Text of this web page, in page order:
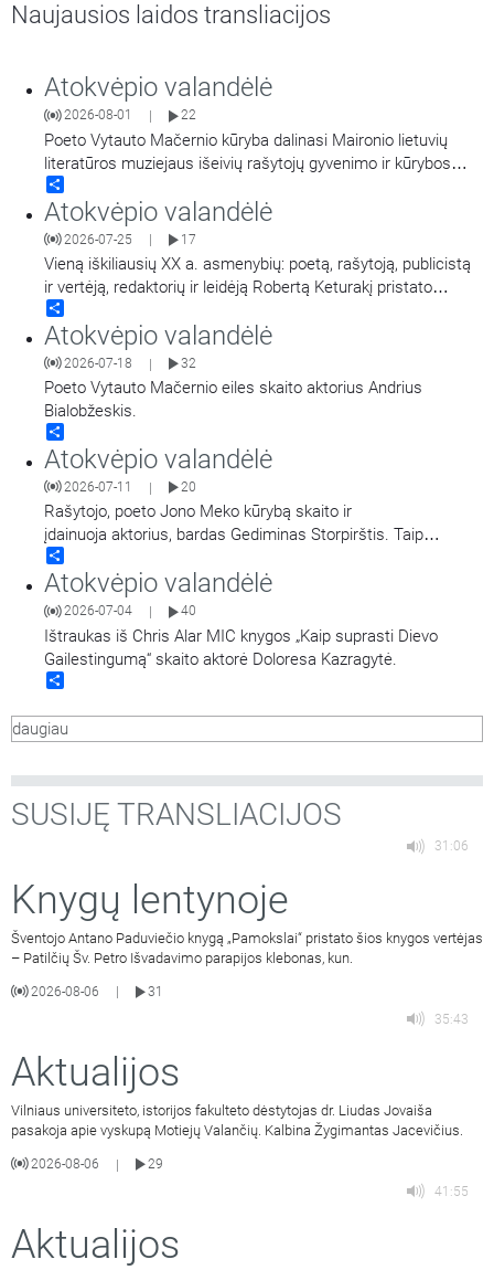
Naujausios laidos transliacijos
Atokvėpio valandėlė
2026-08-01 22
Poeto Vytauto Mačernio kūryba dalinasi Maironio lietuvių
literatūros muziejaus išeivių rašytojų gyvenimo ir kūrybos
tyrinėtoja Virginija Paplauskienė.
Atokvėpio valandėlė
2026-07-25 17
Vieną iškiliausių XX a. asmenybių: poetą, rašytoją, publicistą
ir vertėją, redaktorių ir leidėją Robertą Keturakį pristato
Maironio lietuvių literatūros muziejaus muziejininkė Virginija
Paplauskienė.
Atokvėpio valandėlė
2026-07-18 | 32
Poeto Vytauto Mačernio eiles skaito aktorius Andrius
Bialobžeskis.
Atokvėpio valandėlė
2026-07-11 | 20
Rašytojo, poeto Jono Meko kūrybą skaito ir
įdainuoja aktorius, bardas Gediminas Storpirštis. Taip
pat girdime kūrinius pagal Jono Meko žodžius iš Gedimino
Storpirščio dainų rinkinio „Šaknys“.
Atokvėpio valandėlė
2026-07-04 40
Ištraukas iš Chris Alar MIC knygos „Kaip suprasti Dievo
Gailestingumą“ skaito aktorė Doloresa Kazragytė.
daugiau
SUSIJĘ TRANSLIACIJOS
31:06
Knygų lentynoje
Šventojo Antano Paduviečio knygą „Pamokslai“ pristato šios knygos vertėjas
– Patilčių Šv. Petro Išvadavimo parapijos klebonas, kun.
2026-08-06
31
35:43
Aktualijos
Vilniaus universiteto, istorijos fakulteto dėstytojas dr. Liudas Jovaiša
pasakoja apie vyskupą Motiejų Valančių. Kalbina Žygimantas Jacevičius.
2026-08-06 |
29
41:55
Aktualijos